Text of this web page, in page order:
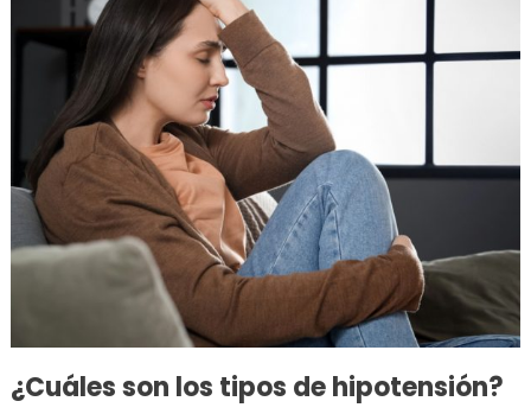
¿Cuáles son los tipos de hipotensión?